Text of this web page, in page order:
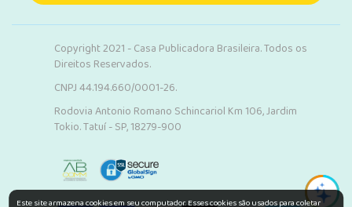
Copyright 2021 - Casa Publicadora Brasileira. Todos os
Direitos Reservados.
CNPJ 44.194.660/0001-26.
Rodovia Antonio Romano Schincariol Km 106, Jardim
Tokio. Tatuí - SP, 18279-900
Este site armazena cookies em seu computador. Esses cookies são usados para coletar